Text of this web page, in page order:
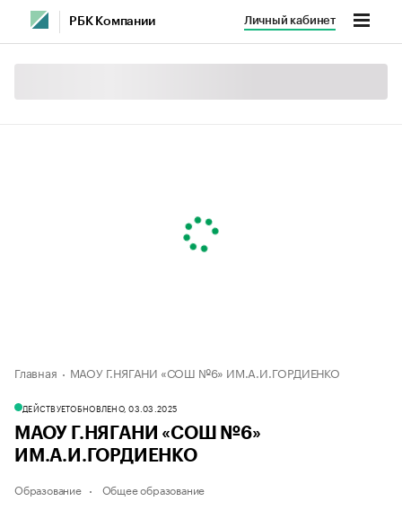
РБК Компании Личный кабинет
Главная МАОУ Г.НЯГАНИ «СОШ №6» ИМ.А.И.ГОРДИЕНКО
ДЕЙСТВУЕТОБНОВЛЕНО, 03.03.2025
МАОУ Г.НЯГАНИ «СОШ №6»
ИМ.А.И.ГОРДИЕНКО
Образование Общее образование